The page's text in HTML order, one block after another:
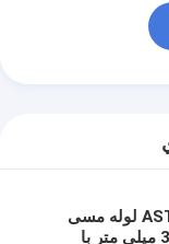
ASTM C17500 لوله مسی
بریلیوم قطر 3 میلی متر با